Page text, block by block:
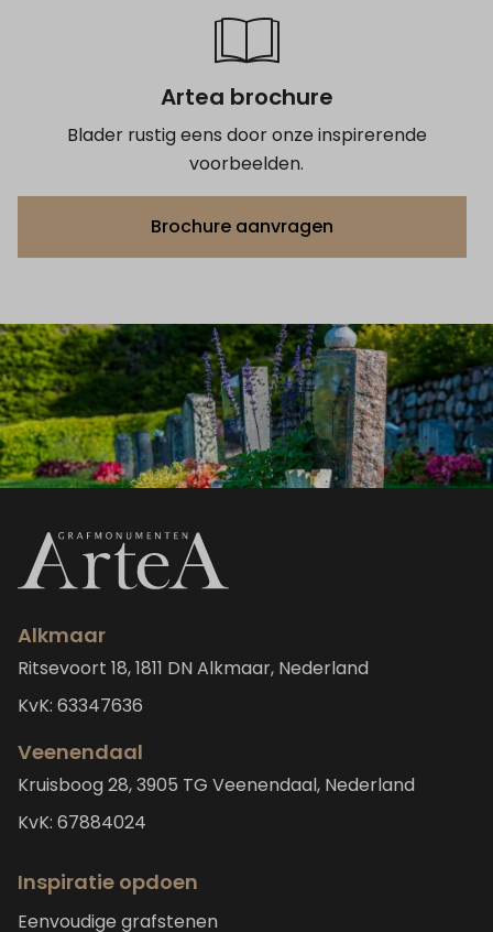
Artea brochure
Blader rustig eens door onze inspirerende
voorbeelden.
Brochure aanvragen
Alkmaar
Ritsevoort 18, 1811 DN Alkmaar, Nederland
KvK: 63347636
Veenendaal
Kruisboog 28, 3905 TG Veenendaal, Nederland
KvK: 67884024
Inspiratie opdoen
Eenvoudige grafstenen